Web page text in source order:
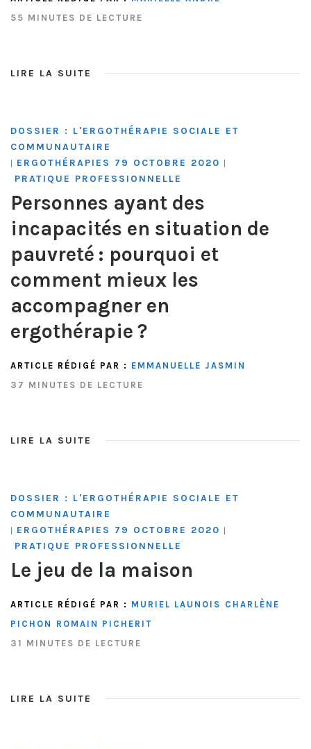
55 MINUTES DE LECTURE
LIRE LA SUITE
DOSSIER : L'ERGOTHÉRAPIE SOCIALE ET
COMMUNAUTAIRE
| ERGOTHÉRAPIES 79 OCTOBRE 2020 |
PRATIQUE PROFESSIONNELLE
Personnes ayant des
incapacités en situation de
pauvreté : pourquoi et
comment mieux les
accompagner en
ergothérapie ?
ARTICLE RÉDIGÉ PAR : EMMANUELLE JASMIN
37 MINUTES DE LECTURE
LIRE LA SUITE
DOSSIER : L'ERGOTHÉRAPIE SOCIALE ET
COMMUNAUTAIRE
| ERGOTHÉRAPIES 79 OCTOBRE 2020 |
PRATIQUE PROFESSIONNELLE
Le jeu de la maison
ARTICLE RÉDIGÉ PAR : MURIEL LAUNOIS CHARLÈNE
PICHON
ROMAIN PICHERIT
31 MINUTES DE LECTURE
LIRE LA SUITE